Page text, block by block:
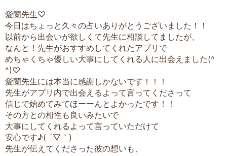
愛蘭先生♡
今日はちょっと久々の占いありがとうございました！！
以前から出会いが欲しくて先生に相談してましたが、
なんと！先生がおすすめしてくれたアプリで
めちゃくちゃ優しい大事にしてくれる人に出会えました(^
^)♡
愛蘭先生には本当に感謝しかないです！！！
先生がアプリ内で出会えるよって言ってくださって
信じで始めてみてほーーんとよかったです！！
その方との相性も良いみたいで
大事にしてくれるよって言っていただけて
安心です♪( ´▽｀)
先生が伝えてくださった彼の想いも、